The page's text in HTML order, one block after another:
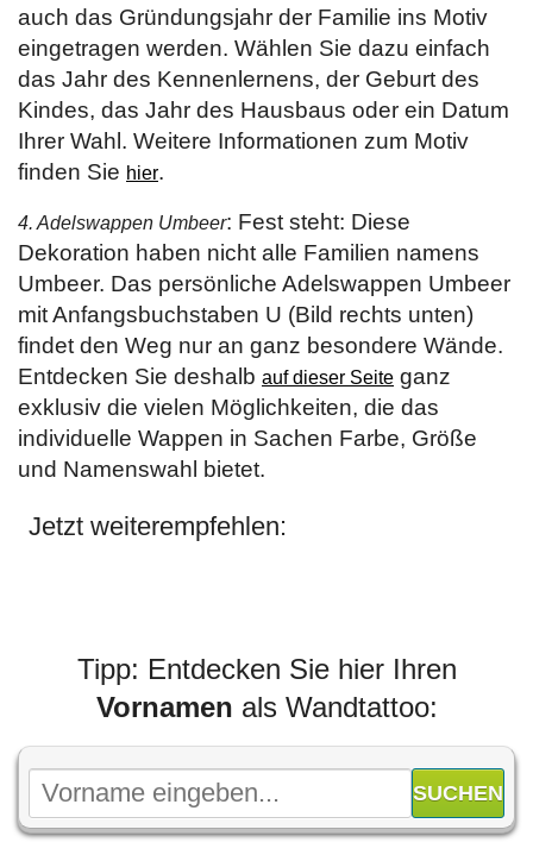
auch das Gründungsjahr der Familie ins Motiv
eingetragen werden. Wählen Sie dazu einfach
das Jahr des Kennenlernens, der Geburt des
Kindes, das Jahr des Hausbaus oder ein Datum
Ihrer Wahl. Weitere Informationen zum Motiv
finden Sie hier.
4. Adelswappen Umbeer: Fest steht: Diese
Dekoration haben nicht alle Familien namens
Umbeer. Das persönliche Adelswappen Umbeer
mit Anfangsbuchstaben U (Bild rechts unten)
findet den Weg nur an ganz besondere Wände.
Entdecken Sie deshalb auf dieser Seite ganz
exklusiv die vielen Möglichkeiten, die das
individuelle Wappen in Sachen Farbe, Größe
und Namenswahl bietet.
Jetzt weiterempfehlen:
Tipp: Entdecken Sie hier Ihren
Vornamen als Wandtattoo: